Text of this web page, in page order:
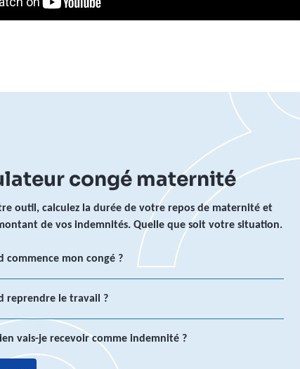
congé maternité
outil, calculez la durée de votre repos de maternité et
de vos indemnités. Quelle que soit votre situation.
commence mon congé ?
reprendre le travail ?
vais-je recevoir comme indemnité ?